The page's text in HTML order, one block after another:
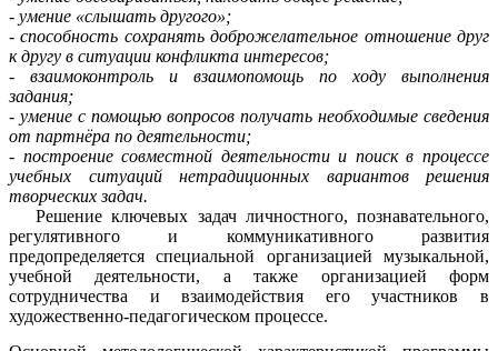
- умение «слышать другого»;
- способность сохранять доброжелательное отношение друг
к другу в ситуации конфликта интересов;
- взаимоконтроль и взаимопомощь по ходу выполнения
задания;
- умение с помощью вопросов получать необходимые сведения
от партнёра по деятельности;
- построение совместной деятельности и поиск в процессе
учебных ситуаций нетрадиционных вариантов решения
творческих задач.
Решение ключевых задач личностного, познавательного,
регулятивного и коммуникативного развития
предопределяется специальной организацией музыкальной,
учебной деятельности, а также организацией форм
сотрудничества и взаимодействия его участников в
художественно-педагогическом процессе.